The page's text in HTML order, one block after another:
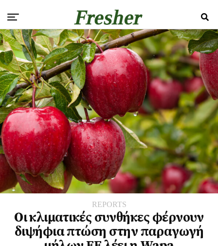
REPORTS
Οι κλιματικές συνθήκες φέρνουν
διψήφια πτώση στην παραγωγή